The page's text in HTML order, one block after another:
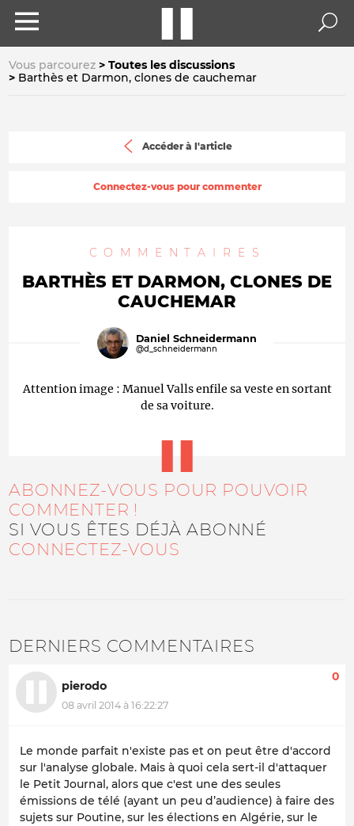
Vous parcourez
Toutes les discussions
Barthès et Darmon, clones de cauchemar
Accéder à l'article
Connectez-vous pour commenter
COMMENTAIRES
BARTHÈS ET DARMON, CLONES DE
CAUCHEMAR
Daniel Schneidermann
@d_schneidermann
Attention image : Manuel Valls enfile sa veste en sortant
de sa voiture.
ABONNEZ-VOUS POUR POUVOIR
COMMENTER !
SI VOUS ÊTES DÉJÀ ABONNÉ
CONNECTEZ-VOUS
DERNIERS COMMENTAIRES
pierodo
08 avril 2014 à 16:22:27
0
Le monde parfait n'existe pas et on peut être d'accord
sur l'analyse globale. Mais à quoi cela sert-il d'attaquer
le Petit Journal, alors que c'est une des seules
émissions de télé (ayant un peu d’audience) à faire des
sujets sur Poutine, sur les élections en Algérie, sur le